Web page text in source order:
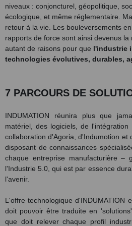
niveaux : conjoncturel, géopolitique,
écologique, et même réglementaire.
retour à la vie. Les bouleversements
rapports de force sont ainsi devenus la
autant de raisons pour que l'industrie
technologies évolutives, durables,
7 PARCOURS DE
INDUMATION réunira plus que
matériel, des logiciels, de
collaboration d'Agoria, d'Indumotion et
disposant de connaissances
chaque entreprise manufacturière –
l'Industrie 5.0, qui est par essence
l'avenir.
L'offre technologique d'INDUMATION
doit pouvoir être traduite en
que doit relever chaque profil